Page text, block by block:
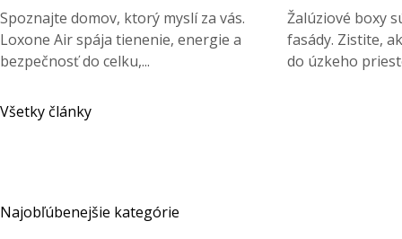
Spoznajte domov, ktorý myslí za vás.
Loxone Air spája tienenie, energie a
bezpečnosť do celku,...
Žalúziové boxy
fasády. Zistite,
do úzkeho
Všetky články
Najobľúbenejšie kategórie